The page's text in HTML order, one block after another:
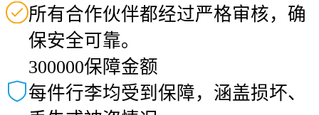
所有合作伙伴都经过严格审核，确
保安全可靠。
300000保障金额
每件行李均受到保障，涵盖损坏、